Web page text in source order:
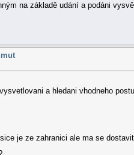
na základě udání a podáni
a hledani vhodneho
je ze zahranici ale ma se